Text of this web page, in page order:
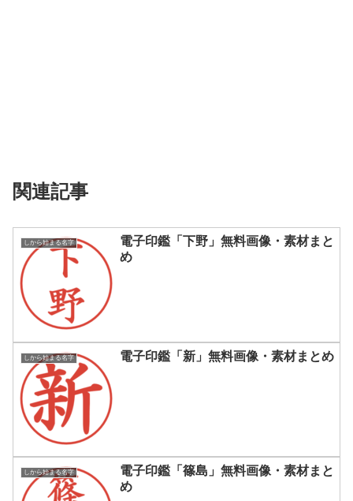
関連記事
しから始まる名字
電子印鑑「下野」無料画像・素材まと
め
しから始まる名字 電子印鑑「新」無料画像・素材まとめ
しから始まる名字
電子印鑑「篠島」無料画像・素材まと
め